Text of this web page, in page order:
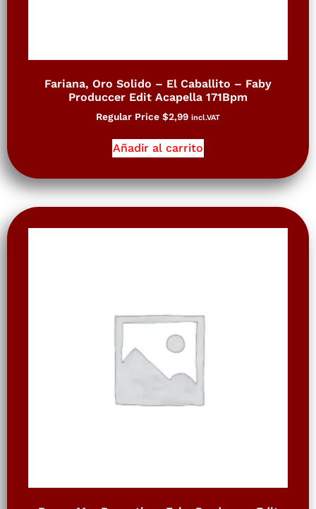
Fariana, Oro Solido – El Caballito – Faby
Produccer Edit Acapella 171Bpm
Regular Price $2,99 incl.VAT
Añadir al carrito